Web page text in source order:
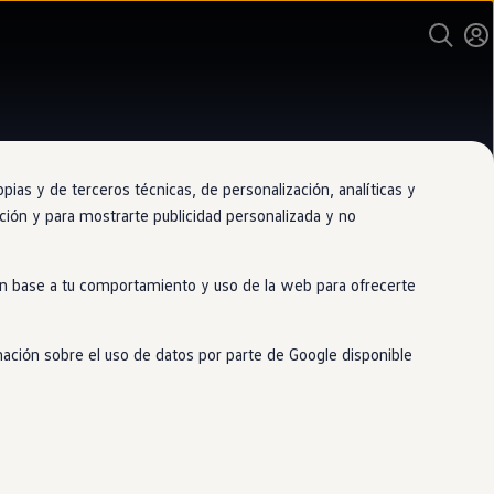
Motor El Puerto de
y de terceros técnicas, de personalización, analíticas y
y para mostrarte publicidad personalizada y no
base a tu comportamiento y uso de la web para ofrecerte
sobre el uso de datos por parte de Google disponible